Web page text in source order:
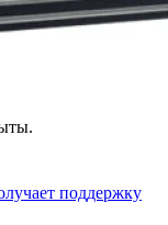
поддержку